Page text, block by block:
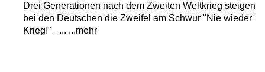
Drei Generationen nach dem Zweiten Weltkrieg steigen
bei den Deutschen die Zweifel am Schwur "Nie wieder
Krieg!" –... ...mehr